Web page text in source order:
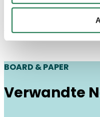
auch in den USA
die oben beschriebene
Unser Sustainability
Sustainability@mm.group
BOARD & PAPER
Verwandte